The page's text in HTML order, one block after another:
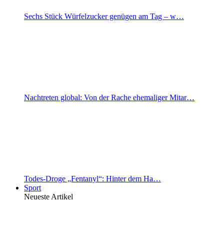
Sechs Stück Würfelzucker genügen am Tag – w…
Nachtreten global: Von der Rache ehemaliger Mitar…
Todes-Droge „Fentanyl“: Hinter dem Ha…
Sport
Neueste Artikel